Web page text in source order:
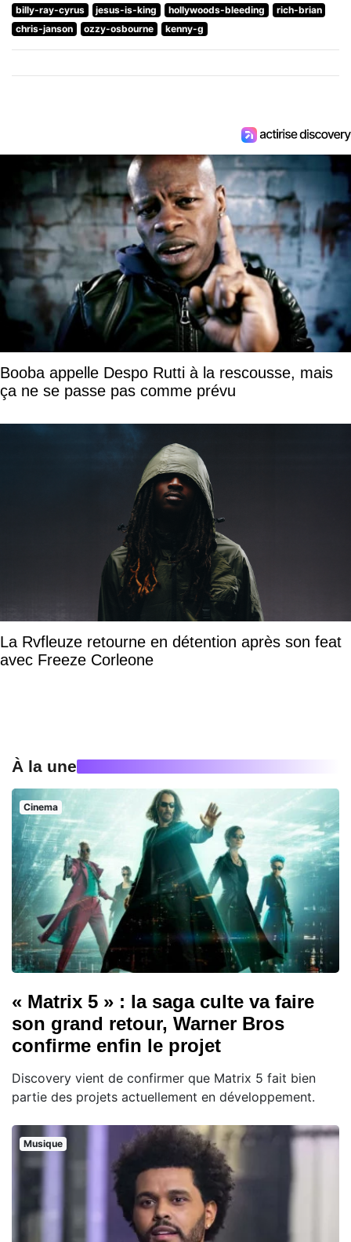
billy-ray-cyrus
jesus-is-king hollywoods-bleeding
rich-brian
chris-janson
ozzy-osbourne kenny-g
Booba appelle Despo Rutti à la rescousse, mais
ça ne se passe pas comme prévu
La Rvfleuze retourne en détention après son feat
avec Freeze Corleone
À la une
Cinema
« Matrix 5 » : la saga culte va faire
son grand retour, Warner Bros
confirme enfin le projet
Discovery vient de confirmer que Matrix 5 fait bien
partie des projets actuellement en développement.
Musique